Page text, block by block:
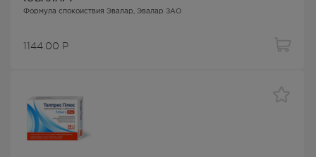
Формула спокойствия Эвалар , Эвалар ЗАО
1144.00 Р